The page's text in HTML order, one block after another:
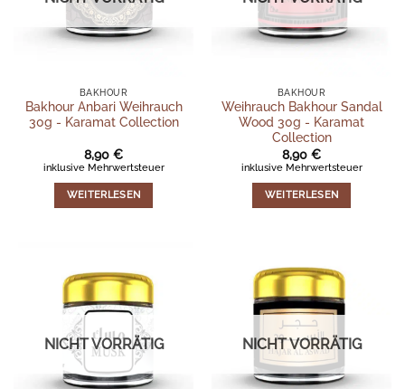
BAKHOUR
Bakhour Anbari Weihrauch
30g - Karamat Collection
8,90 €
inklusive Mehrwertsteuer
WEITERLESEN
BAKHOUR
Weihrauch Bakhour Sandal
Wood 30g - Karamat
Collection
8,90 €
inklusive Mehrwertsteuer
WEITERLESEN
NICHT VORRÄTIG NICHT VORRÄTIG